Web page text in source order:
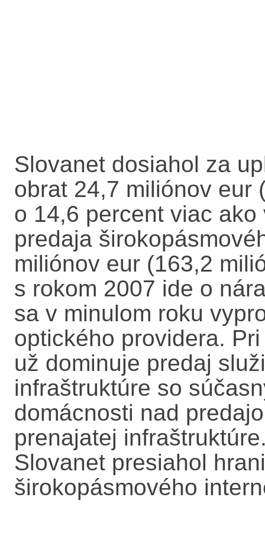
Slovanet dosiahol za
obrat 24,7 miliónov eur
o 14,6 percent viac
predaja
miliónov eur (163,2
s rokom 2007 ide o
sa v minulom roku
optického providera.
už dominuje predaj
infraštruktúre so
domácnosti nad
prenajatej
Slovanet presiahol
širokopásmového